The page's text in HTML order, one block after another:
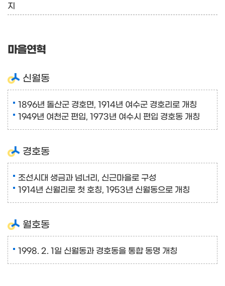
지
마을연혁
신월동
1896년 돌산군 경호면, 1914년 여수군 경호리로 개칭
1949년 여천군 편입, 1973년 여수시 편입 경호동 개칭
경호동
조선시대 생금과 넘너리, 신근마을로 구성
1914년 신월리로 첫 호칭, 1953년 신월동으로 개칭
월호동
1998. 2. 1일 신월동과 경호동을 통합 동명 개칭